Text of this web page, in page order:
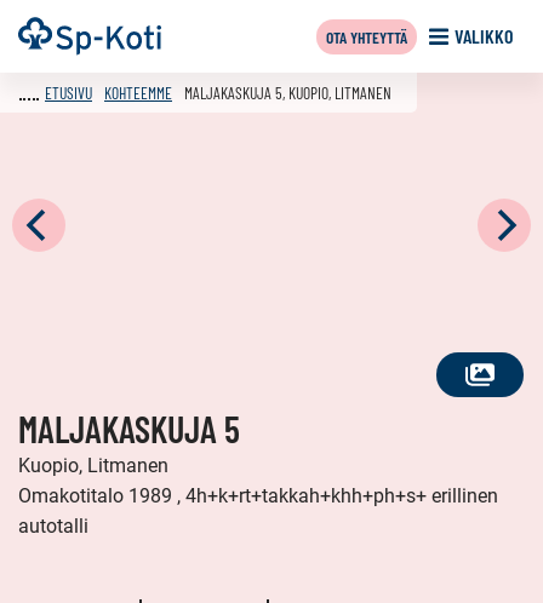
Siirry
sisältöön
Etusivu VALIKKO
OTA YHTEYTTÄ
KATSO
ETUSIVU KOHTEEMME MALJAKASKUJA 5, KUOPIO, LITMANEN
MALJAKASKUJA 5
Kuopio, Litmanen
Omakotitalo 1989 , 4h+k+rt+takkah+khh+ph+s+ erillinen
autotalli